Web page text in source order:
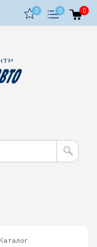
0 0 0
Каталог